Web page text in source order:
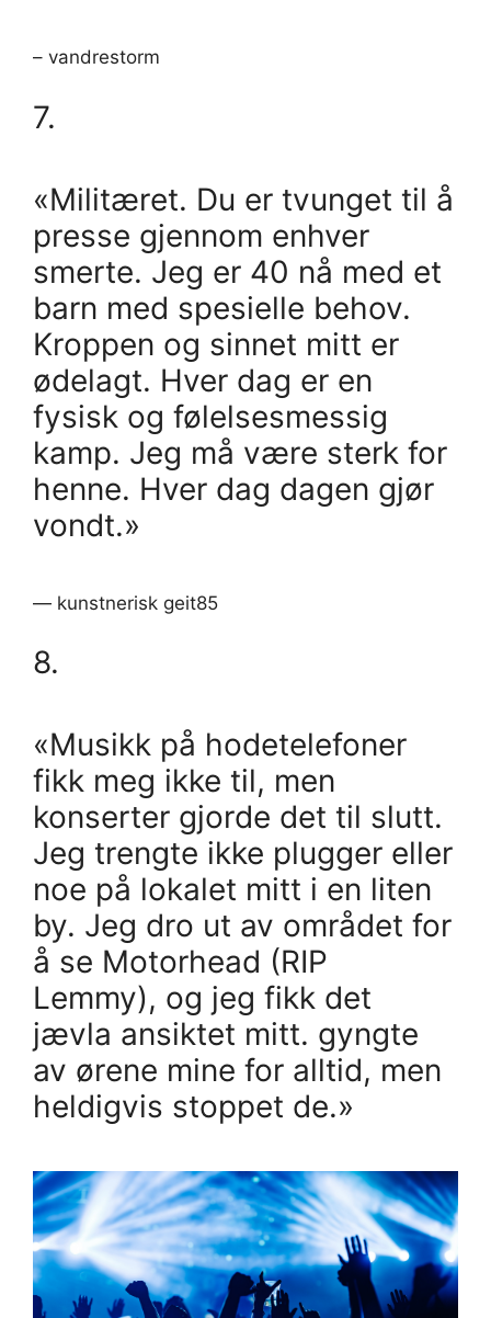
– vandrestorm
7.
«Militæret. Du er tvunget til å
presse gjennom enhver
smerte. Jeg er 40 nå med et
barn med spesielle behov.
Kroppen og sinnet mitt er
ødelagt. Hver dag er en
fysisk og følelsesmessig
kamp. Jeg må være sterk for
henne. Hver dag dagen gjør
vondt.»
— kunstnerisk geit85
8.
«Musikk på hodetelefoner
fikk meg ikke til, men
konserter gjorde det til slutt.
Jeg trengte ikke plugger eller
noe på lokalet mitt i en liten
by. Jeg dro ut av området for
å se Motorhead (RIP
Lemmy), og jeg fikk det
jævla ansiktet mitt. gyngte
av ørene mine for alltid, men
heldigvis stoppet de.»